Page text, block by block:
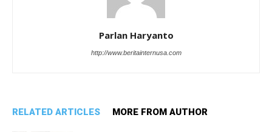
Parlan Haryanto
http://www.beritainternusa.com
RELATED ARTICLES MORE FROM AUTHOR